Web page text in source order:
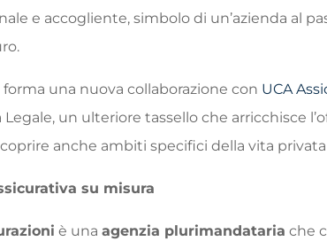
e accogliente, simbolo di un’azienda al
una nuova collaborazione con UCA
un ulteriore tassello che arricchisce
anche ambiti specifici della vita
su misura
è unaagenzia plurimandataria che